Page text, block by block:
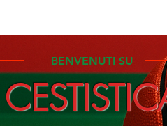
BENVENUTI SU